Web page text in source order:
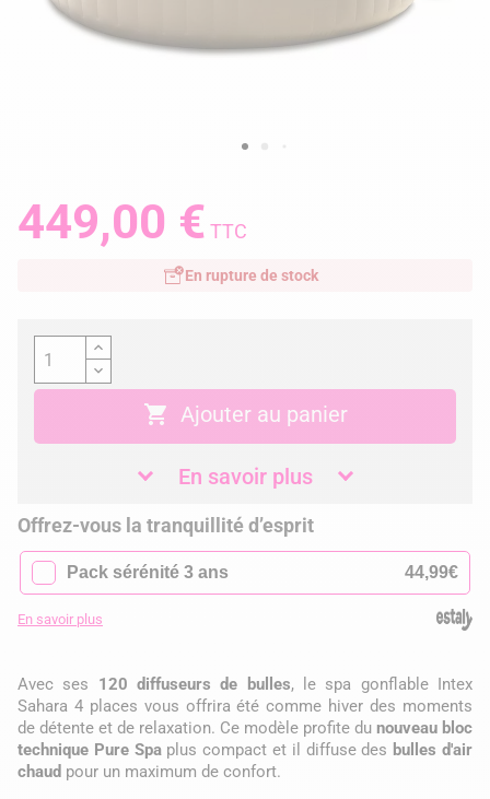
449,00 € TTC
En rupture de stock
 Ajouter au panier
En savoir plus
Offrez-vous la tranquillité d’esprit
✓ Pack sérénité 3 ans 44,99€
En savoir plus
Avec ses 120 diffuseurs de bulles, le spa gonflable Intex
Sahara 4 places vous offrira été comme hiver des moments
de détente et de relaxation. Ce modèle profite du nouveau bloc
technique Pure Spaplus compact et il diffuse des bulles d'air
chaud pour un maximum de confort.